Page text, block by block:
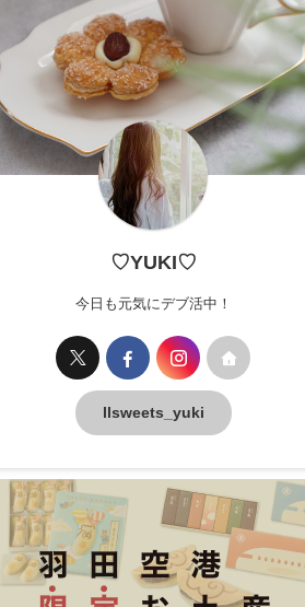
♡YUKI♡
今日も元気にデブ活中！
llsweets_yuki